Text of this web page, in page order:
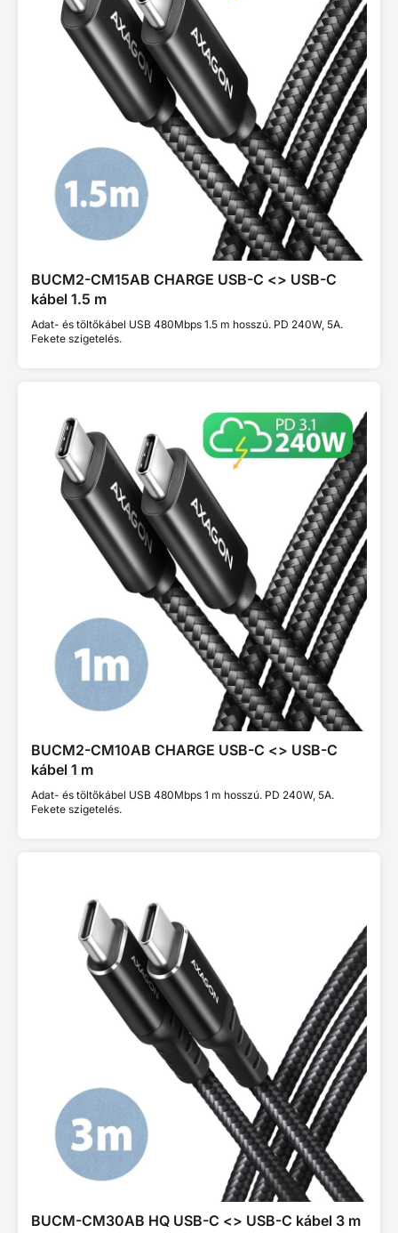
BUCM2-CM15AB CHARGE USB-C <> USB-C
kábel 1.5 m
Adat- és töltőkábel USB 480Mbps 1.5 m hosszú. PD 240W, 5A.
Fekete szigetelés.
BUCM2-CM10AB CHARGE USB-C <> USB-C
kábel 1 m
Adat- és töltőkábel USB 480Mbps 1 m hosszú. PD 240W, 5A.
Fekete szigetelés.
BUCM-CM30AB HQ USB-C <> USB-C kábel 3 m